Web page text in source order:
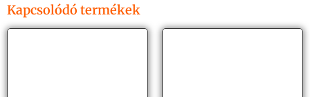
Kapcsolódó termékek